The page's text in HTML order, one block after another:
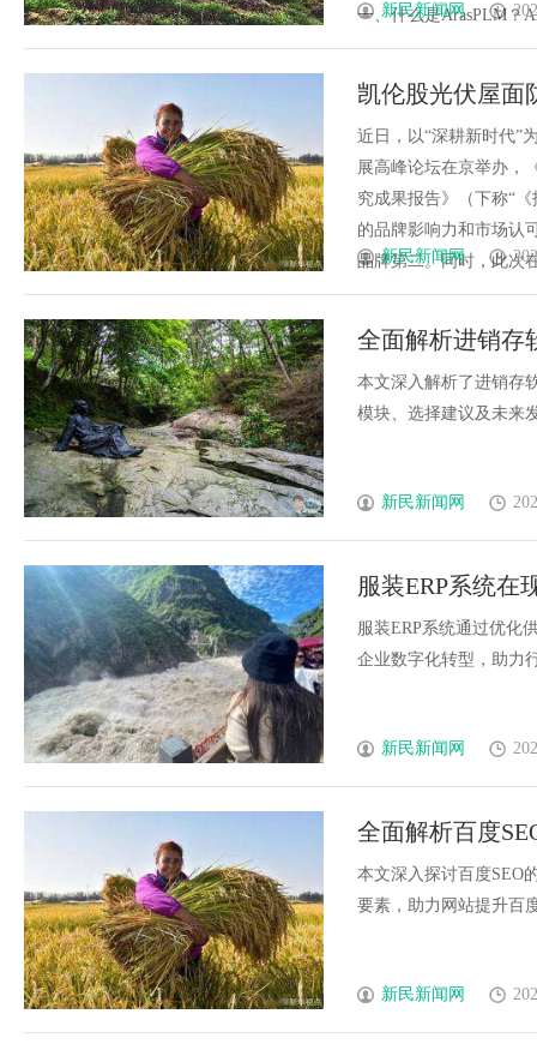
一、什么是ArasPLM？
新民新闻网
凯伦股光伏屋面
近日，以“深耕新时代”
展高峰论坛在京举办，
究成果报告》（下称“
的品牌影响力和市场认
品牌第二。同时，此次
新民新闻网
全面解析进销存
本文深入解析了进销存
模块、选择建议及未来
新民新闻网
服装ERP系统在
服装ERP系统通过优化
企业数字化转型，助力
新民新闻网
全面解析百度
本文深入探讨百度SEO
要素，助力网站提升百
新民新闻网